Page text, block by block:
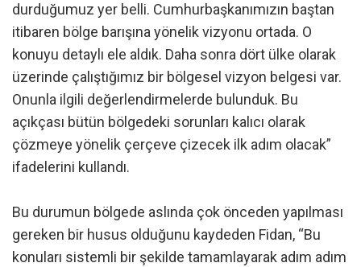
durduğumuz yer belli. Cumhurbaşkanımızın baştan
itibaren bölge barışına yönelik vizyonu ortada. O
konuyu detaylı ele aldık. Daha sonra dört ülke olarak
üzerinde çalıştığımız bir bölgesel vizyon belgesi var.
Onunla ilgili değerlendirmelerde bulunduk. Bu
açıkçası bütün bölgedeki sorunları kalıcı olarak
çözmeye yönelik çerçeve çizecek ilk adım olacak”
ifadelerini kullandı.
Bu durumun bölgede aslında çok önceden yapılması
gereken bir husus olduğunu kaydeden Fidan, “Bu
konuları sistemli bir şekilde tamamlayarak adım adım